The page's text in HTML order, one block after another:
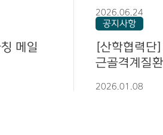
의약품 원료 공급망 대응기
2026.06.24
메일
공지사항
[산학협력
근골격계질환
2026.01.08